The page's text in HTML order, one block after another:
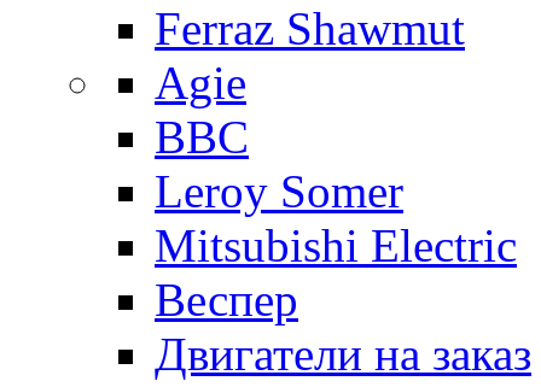
Ferraz Shawmut
Agie
BBC
Leroy Somer
Mitsubishi Electric
Веспер
Двигатели на заказ